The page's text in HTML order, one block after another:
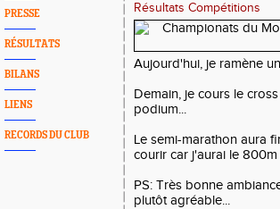
PRESSE
RÉSULTATS
BILANS
LIENS
RECORDS DU CLUB
Résultats Compétitions
Aujourd'hui, je ramène
Demain, je cours le
podium...
Le semi-marathon aura
courir car j'aurai le
PS: Très bonne
plutôt agréable...